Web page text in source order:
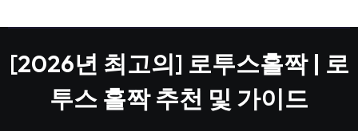
[2026년 최고의] 로투스홀짝 | 로
투스 홀짝 추천 및 가이드